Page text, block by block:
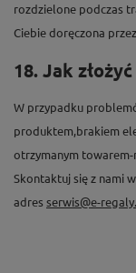
rozdzielone podczas
Ciebie doręczona
18. Jak
W przypadku
produktem,brakiem
otrzymanym towarem-
Skontaktuj się z nami
adres serwis@e-